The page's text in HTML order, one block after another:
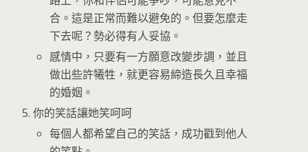
合。這是正常而難以避免的。但要怎麼走
下去呢？勢必得有人妥協。
感情中，只要有一方願意改變步調，並且
做出些許犧牲，就更容易締造長久且幸福
的婚姻。
你的笑話讓她笑呵呵
每個人都希望自己的笑話，成功戳到他人